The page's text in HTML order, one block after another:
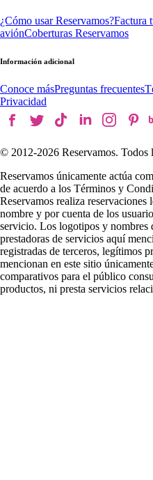
¿Cómo usar Reservamos?Factura
aviónCoberturas Reservamos
Información adicional
Conoce másPreguntas frecuentes
Privacidad
© 2012-2026 Reservamos. Todos
Reservamos únicamente actúa
de acuerdo a los Términos y
Reservamos realiza reservaciones
nombre y por cuenta de los
servicio. Los logotipos y nombres
prestadoras de servicios aquí
registradas de terceros, legítimos
mencionan en este sitio
comparativos para el público
productos, ni presta servicios